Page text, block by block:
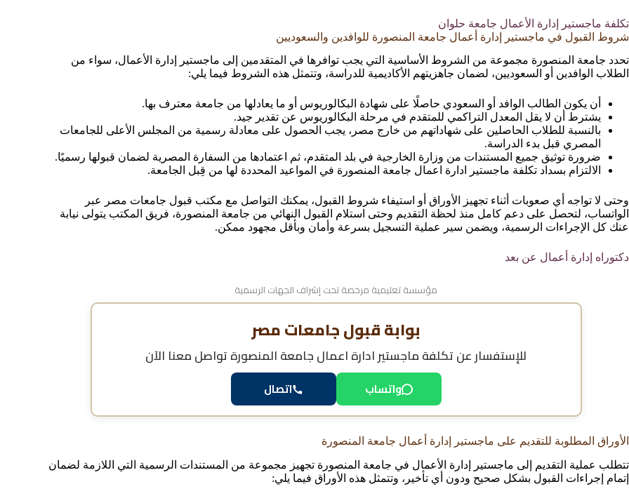
تكلفة ماجستير إدارة الأعمال جامعة حلوان
شروط القبول في ماجستير إدارة أعمال جامعة المنصورة للوافدين والسعوديين
تحدد جامعة المنصورة مجموعة من الشروط الأساسية التي يجب توافرها في المتقدمين إلى ماجستير إدارة الأعمال، سواء من
الطلاب الوافدين أو السعوديين، لضمان جاهزيتهم الأكاديمية للدراسة، وتتمثل هذه الشروط فيما يلي:
أن يكون الطالب الوافد أو السعودي حاصلًا على شهادة البكالوريوس أو ما يعادلها من جامعة معترف بها.
يشترط أن لا يقل المعدل التراكمي للمتقدم في مرحلة البكالوريوس عن تقدير جيد.
بالنسبة للطلاب الحاصلين على شهاداتهم من خارج مصر، يجب الحصول على معادلة رسمية من المجلس الأعلى للجامعات
المصري قبل بدء الدراسة.
ضرورة توثيق جميع المستندات من وزارة الخارجية في بلد المتقدم، ثم اعتمادها من السفارة المصرية لضمان قبولها رسميًا.
الالتزام بسداد تكلفة ماجستير ادارة اعمال جامعة المنصورة في المواعيد المحددة لها من قِبل الجامعة.
وحتى لا تواجه أي صعوبات أثناء تجهيز الأوراق أو استيفاء شروط القبول، يمكنك التواصل مع مكتب قبول جامعات مصر عبر
الواتساب، لتحصل على دعم كامل منذ لحظة التقديم وحتى استلام القبول النهائي من جامعة المنصورة، فريق المكتب يتولى نيابة
عنك كل الإجراءات الرسمية، ويضمن سير عملية التسجيل بسرعة وأمان وبأقل مجهود ممكن.
دكتوراه إدارة أعمال عن بعد
مؤسسة تعليمية مرخصة تحت إشراف الجهات الرسمية
بوابة قبول جامعات مصر
للإستفسار عنتكلفة ماجستير ادارة اعمال جامعة المنصورةتواصل معنا الآن
واتساب اتصال
الأوراق المطلوبة للتقديم على ماجستير إدارة أعمال جامعة المنصورة
تتطلب عملية التقديم إلى ماجستير إدارة الأعمال في جامعة المنصورة تجهيز مجموعة من المستندات الرسمية التي اللازمة لضمان
إتمام إجراءات القبول بشكل صحيح ودون أي تأخير، وتتمثل هذه الأوراق فيما يلي: